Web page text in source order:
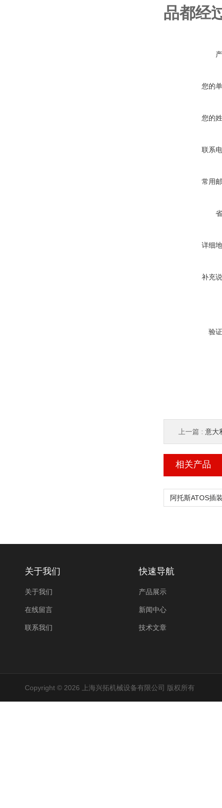
品都经
您的
您的
联系
常用
详细
补充
验
上一篇 : 意大
相关产品
关于我们
关于我们
在线留言
联系我们
快速导航
产品展示
新闻中心
技术文章
Copyright © 2026 上海兴拓机械设备有限公司 版权所有